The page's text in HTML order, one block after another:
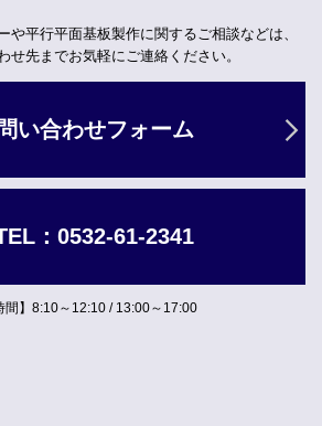
や平行平面基板製作に関するご相談などは、
せ先までお気軽にご連絡ください。
い合わせフォーム
： 0532-61-2341
間】8:10～12:10 / 13:00～17:00